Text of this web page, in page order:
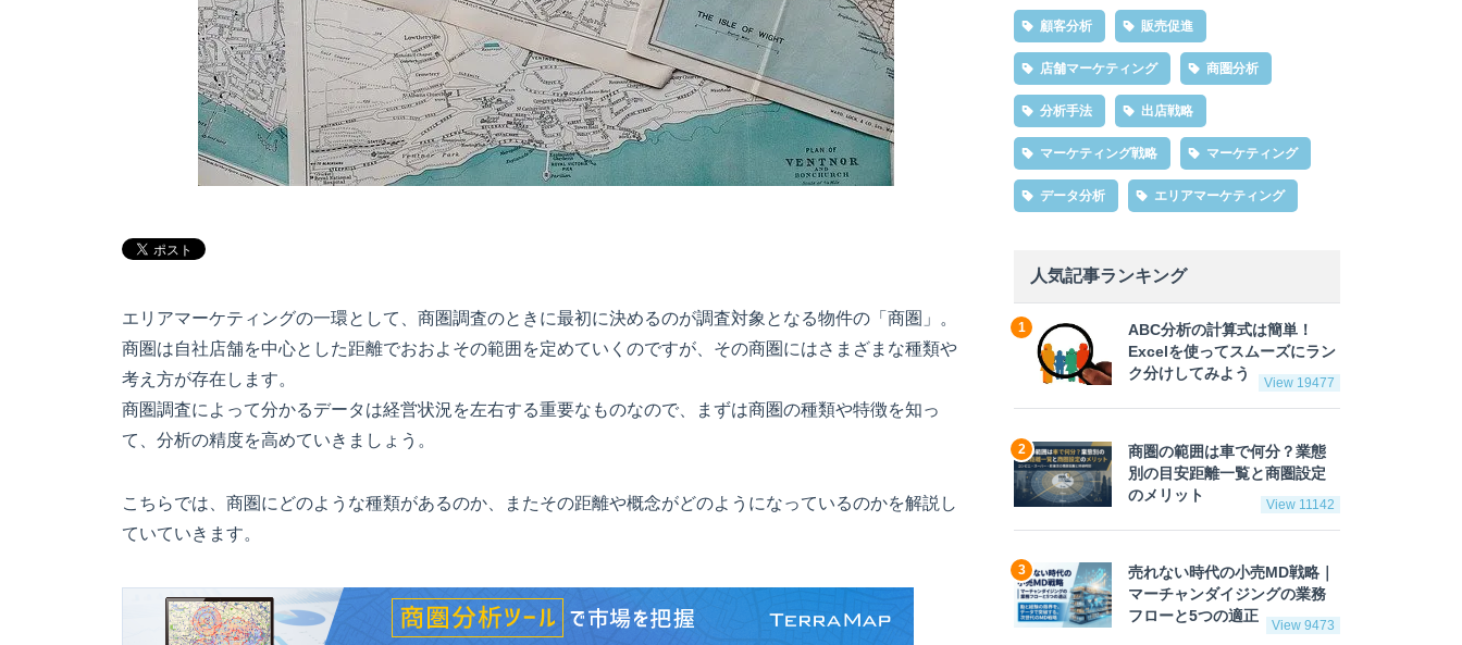
エリアマーケティングの一環として、商圏調査のときに最初に決めるのが調査対象となる物件の「商圏」。
商圏は自社店舗を中心とした距離でおおよその範囲を定めていくのですが、その商圏にはさまざまな種類や
考え方が存在します。
商圏調査によって分かるデータは経営状況を左右する重要なものなので、まずは商圏の種類や特徴を知っ
て、分析の精度を高めていきましょう。
こちらでは、商圏にどのような種類があるのか、またその距離や概念がどのようになっているのかを解説し
ていていきます。
顧客分析 販売促進
店舗マーケティング 商圏分析
分析手法 出店戦略
マーケティング戦略 マーケティング
データ分析 エリアマーケティング
人気記事ランキング
ABC分析の計算式は簡単！
Excelを使ってスムーズにラン
ク分けしてみよう
View 19477
商圏の範囲は車で何分？業態
別の目安距離一覧と商圏設定
のメリット
View 11142
売れない時代の小売MD戦略｜
マーチャンダイジングの業務
フローと5つの適正
View 9473